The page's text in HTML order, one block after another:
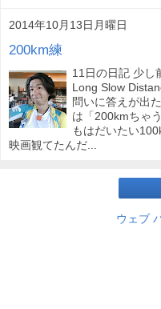
2014年10月13日月曜日
200km練
11日の日記 少し
Long Slow
問いに答えが出
は「200kmちゃ
もはだいたい
映画観てたんだ...
ウェブ